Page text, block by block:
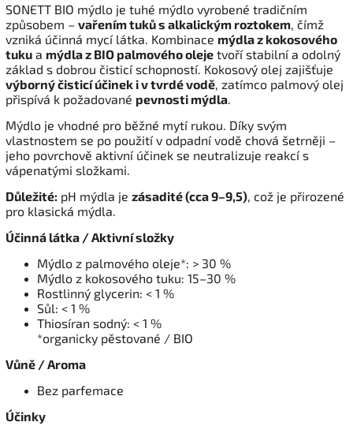
SONETT BIO mýdlo je tuhé mýdlo vyrobené tradičním
způsobem – vařením tuků s alkalickým roztokem, čímž
vzniká účinná mycí látka. Kombinace mýdla z kokosového
tuku a mýdla z BIO palmového oleje tvoří stabilní a odolný
základ s dobrou čisticí schopností. Kokosový olej zajišťuje
výborný čisticí účinek i v tvrdé vodě, zatímco palmový olej
přispívá k požadované pevnosti mýdla.
Mýdlo je vhodné pro běžné mytí rukou. Díky svým
vlastnostem se po použití v odpadní vodě chová šetrněji –
jeho povrchově aktivní účinek se neutralizuje reakcí s
vápenatými složkami.
Důležité: pH mýdla je zásadité (cca 9–9,5), což je přirozené
pro klasická mýdla.
Účinná látka / Aktivní složky
Mýdlo z palmového oleje*: > 30 %
Mýdlo z kokosového tuku: 15–30 %
Rostlinný glycerin: < 1 %
Sůl: < 1 %
Thiosíran sodný: < 1 %
*organicky pěstované / BIO
Vůně / Aroma
Bez parfemace
Účinky